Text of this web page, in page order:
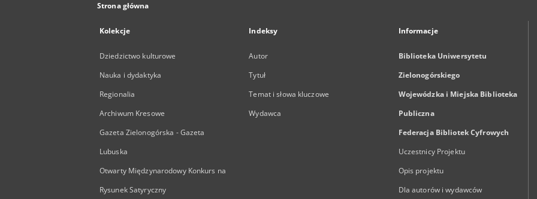
Strona główna
Kolekcje
Dziedzictwo kulturowe
Nauka i dydaktyka
Regionalia
Archiwum Kresowe
Gazeta Zielonogórska - Gazeta
Lubuska
Otwarty Międzynarodowy Konkurs na
Rysunek Satyryczny
Indeksy
Autor
Tytuł
Temat i słowa kluczowe
Wydawca
Informacje
Biblioteka Uniwersytetu
Zielonogórskiego
Wojewódzka i Miejska Biblioteka
Publiczna
Federacja Bibliotek Cyfrowych
Uczestnicy Projektu
Opis projektu
Dla autorów i wydawców